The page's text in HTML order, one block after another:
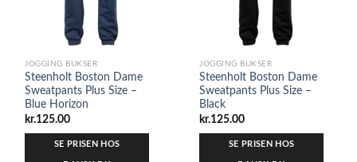
JOGGING BUKSER
Steenholt Boston Dame
Sweatpants Plus Size –
Blue Horizon
kr.125.00
SE PRISEN HOS
JOGGING BUKSER
Steenholt Boston Dame
Sweatpants Plus Size –
Black
kr.125.00
SE PRISEN HOS